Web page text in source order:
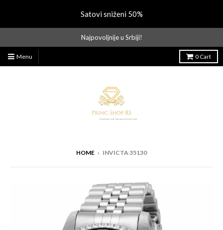
Satovi sniženi 50%
Najpovoljnije u Srbiji!
Menu 0Cart
HOME › INVICTA 35130